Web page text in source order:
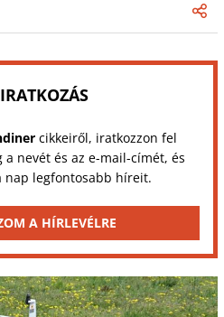
cikkeiről, iratkozzon fel
nevét és az e-mail-címét, és
nap legfontosabb híreit.
A HÍRLEVÉLRE